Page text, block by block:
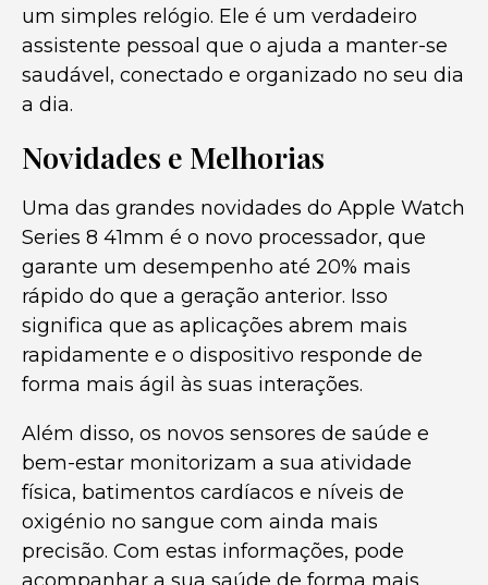
um simples relógio. Ele é um verdadeiro
assistente pessoal que o ajuda a manter-se
saudável, conectado e organizado no seu dia
a dia.
Novidades e Melhorias
Uma das grandes novidades do Apple Watch
Series 8 41mm é o novo processador, que
garante um desempenho até 20% mais
rápido do que a geração anterior. Isso
significa que as aplicações abrem mais
rapidamente e o dispositivo responde de
forma mais ágil às suas interações.
Além disso, os novos sensores de saúde e
bem-estar monitorizam a sua atividade
física, batimentos cardíacos e níveis de
oxigénio no sangue com ainda mais
precisão. Com estas informações, pode